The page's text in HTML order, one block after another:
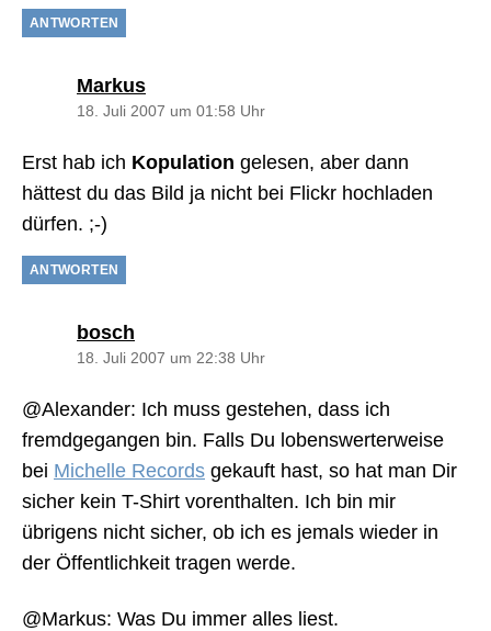
ANTWORTEN
Markussagt:
18. Juli 2007 um 01:58 Uhr
Erst hab ich Kopulation gelesen, aber dann
hättest du das Bild ja nicht bei Flickr hochladen
dürfen. ;-)
ANTWORTEN
bosch
18. Juli 2007 um 22:38 Uhr
@Alexander: Ich muss gestehen, dass ich
fremdgegangen bin. Falls Du lobenswerterweise
bei Michelle Records gekauft hast, so hat man Dir
sicher kein T-Shirt vorenthalten. Ich bin mir
übrigens nicht sicher, ob ich es jemals wieder in
der Öffentlichkeit tragen werde.
@Markus: Was Du immer alles liest.